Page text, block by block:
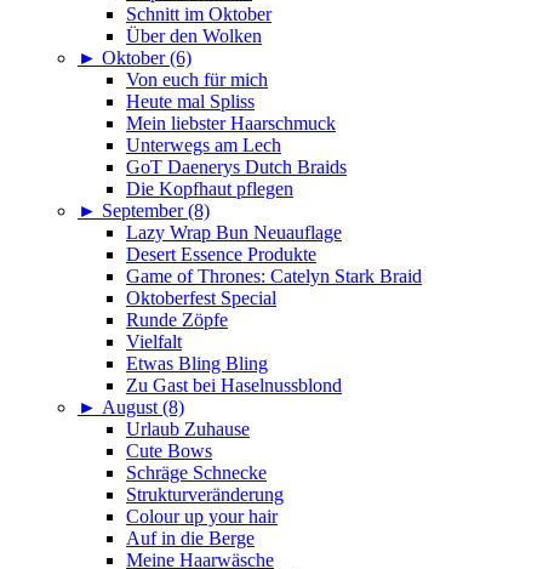
Schnitt im Oktober
Über den Wolken
► Oktober (6)
Von euch für mich
Heute mal Spliss
Mein liebster Haarschmuck
Unterwegs am Lech
GoT Daenerys Dutch Braids
Die Kopfhaut pflegen
► September (8)
Lazy Wrap Bun Neuauflage
Desert Essence Produkte
Game of Thrones: Catelyn Stark Braid
Oktoberfest Special
Runde Zöpfe
Vielfalt
Etwas Bling Bling
Zu Gast bei Haselnussblond
► August (8)
Urlaub Zuhause
Cute Bows
Schräge Schnecke
Strukturveränderung
Colour up your hair
Auf in die Berge
Meine Haarwäsche